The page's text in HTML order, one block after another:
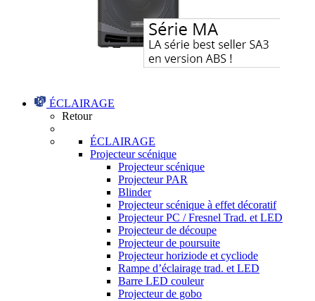
ÉCLAIRAGE
Retour
ÉCLAIRAGE
Projecteur scénique
Projecteur scénique
Projecteur PAR
Blinder
Projecteur scénique à effet décoratif
Projecteur PC / Fresnel Trad. et LED
Projecteur de découpe
Projecteur de poursuite
Projecteur horiziode et cycliode
Rampe d’éclairage trad. et LED
Barre LED couleur
Projecteur de gobo